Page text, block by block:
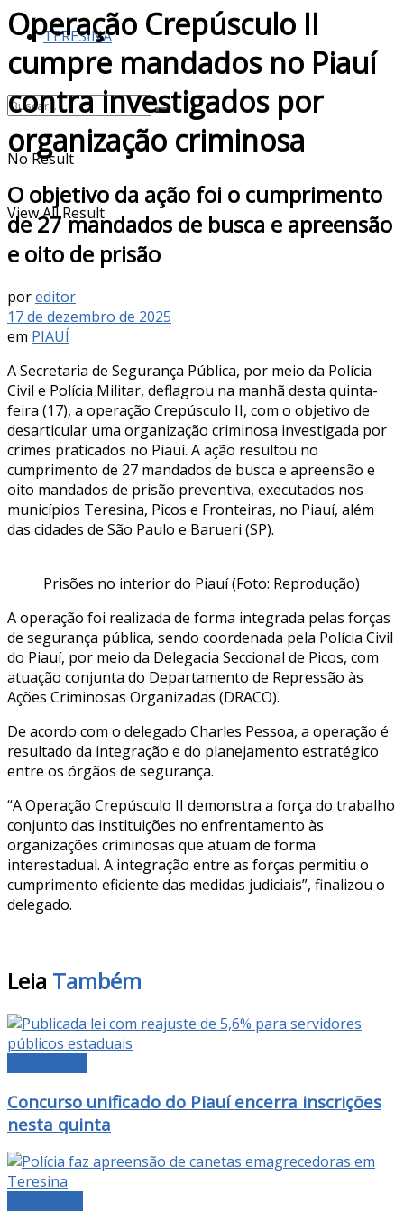
TERESINA
No Result
View All Result
Operação Crepúsculo II
cumpre mandados no Piauí
contra investigados por
organização criminosa
O objetivo da ação foi o cumprimento
de 27 mandados de busca e apreensão
e oito de prisão
poreditor
17 de dezembro de 2025
em PIAUÍ
A Secretaria de Segurança Pública, por meio da Polícia
Civil e Polícia Militar, deflagrou na manhã desta quinta-
feira (17), a operação Crepúsculo II, com o objetivo de
desarticular uma organização criminosa investigada por
crimes praticados no Piauí. A ação resultou no
cumprimento de 27 mandados de busca e apreensão e
oito mandados de prisão preventiva, executados nos
municípios Teresina, Picos e Fronteiras, no Piauí, além
das cidades de São Paulo e Barueri (SP).
Prisões no interior do Piauí (Foto: Reprodução)
A operação foi realizada de forma integrada pelas forças
de segurança pública, sendo coordenada pela Polícia Civil
do Piauí, por meio da Delegacia Seccional de Picos, com
atuação conjunta do Departamento de Repressão às
Ações Criminosas Organizadas (DRACO).
De acordo com o delegado Charles Pessoa, a operação é
resultado da integração e do planejamento estratégico
entre os órgãos de segurança.
“A Operação Crepúsculo II demonstra a força do trabalho
conjunto das instituições no enfrentamento às
organizações criminosas que atuam de forma
interestadual. A integração entre as forças permitiu o
cumprimento eficiente das medidas judiciais”, finalizou o
delegado.
Leia Também
Concurso unificado do Piauí encerra inscrições
nesta quinta